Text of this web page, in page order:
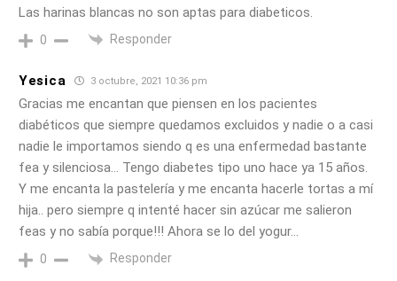
Las harinas blancas no son aptas para diabeticos.
0 Responder
Yesica 3 octubre, 2021 10:36 pm
Gracias me encantan que piensen en los pacientes
diabéticos que siempre quedamos excluidos y nadie o a casi
nadie le importamos siendo q es una enfermedad bastante
fea y silenciosa… Tengo diabetes tipo uno hace ya 15 años.
Y me encanta la pastelería y me encanta hacerle tortas a mí
hija.. pero siempre q intenté hacer sin azúcar me salieron
feas y no sabía porque!!! Ahora se lo del yogur…
0 Responder